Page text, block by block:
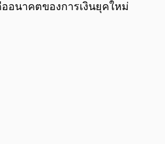
อนาคตของการเงินยุคใหม่